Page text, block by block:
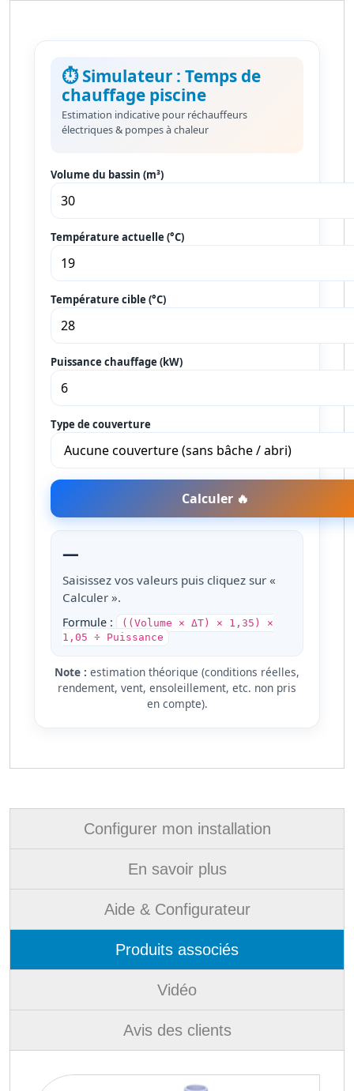
⏱️ Simulateur : Temps de
chauffage piscine
Estimation indicative pour réchauffeurs
électriques & pompes à chaleur
Volume du bassin (m³)
Température actuelle (°C)
Température cible (°C)
Puissance chauffage (kW)
Type de couverture
Calculer 🔥
—
Saisissez vos valeurs puis cliquez sur «
Calculer ».
Formule : ((Volume × ΔT) × 1,35 ) ×
1,05 ÷ Puissance
Note : estimation théorique (conditions réelles,
rendement, vent, ensoleillement, etc. non pris
en compte).
Configurer mon installation
En savoir plus
Aide & Configurateur
Produits associés
Vidéo
Avis des clients